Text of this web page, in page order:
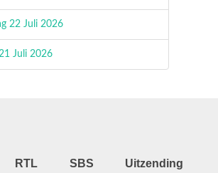
22 Juli 2026
Juli 2026
RTL
SBS
Uitzending